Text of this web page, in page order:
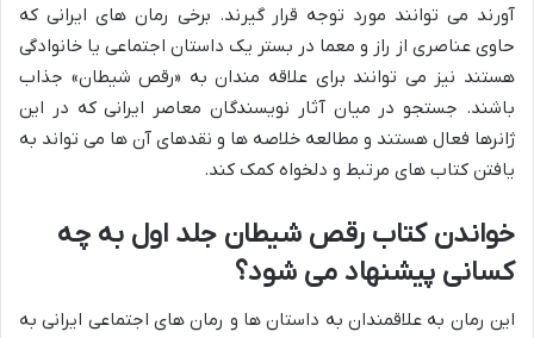
آورند می توانند مورد توجه قرار گیرند. برخی رمان های ایرانی که
حاوی عناصری از راز و معما در بستر یک داستان اجتماعی یا خانوادگی
هستند نیز می توانند برای علاقه مندان به «رقص شیطان» جذاب
باشند. جستجو در میان آثار نویسندگان معاصر ایرانی که در این
ژانرها فعال هستند و مطالعه خلاصه ها و نقدهای آن ها می تواند به
یافتن کتاب های مرتبط و دلخواه کمک کند.
خواندن کتاب رقص شیطان جلد اول به چه
کسانی پیشنهاد می شود؟
این رمان به علاقمندان به داستان ها و رمان های اجتماعی ایرانی به